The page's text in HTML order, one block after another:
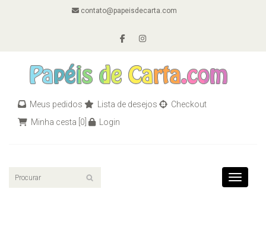
contato@papeisdecarta.com
Meus pedidos Lista de desejos
Checkout
Minha cesta [0] Login
Toggle